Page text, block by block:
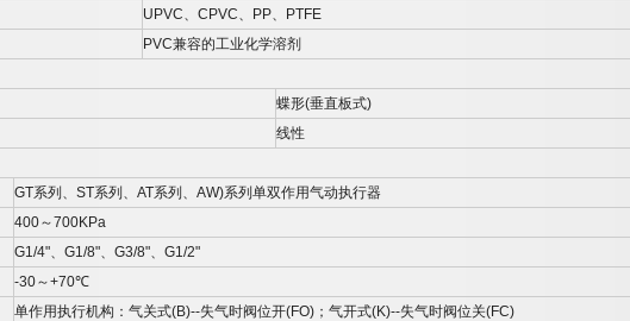
UPVC、 CPVC、 PP、
PTFE
PVC兼容的工业化学溶剂
蝶形(垂直板式)
线性
GT系列、 ST系列、 AT系列、 AW)系列单双作用气动执行器
400～700KPa
G1/4"、 G1/8"、 G3/8"、 G1/2"
-30～+70℃
单作用执行机构：气关式(B)--失气时阀位开(FO) ；气开式(K)--失气时阀位关(FC)